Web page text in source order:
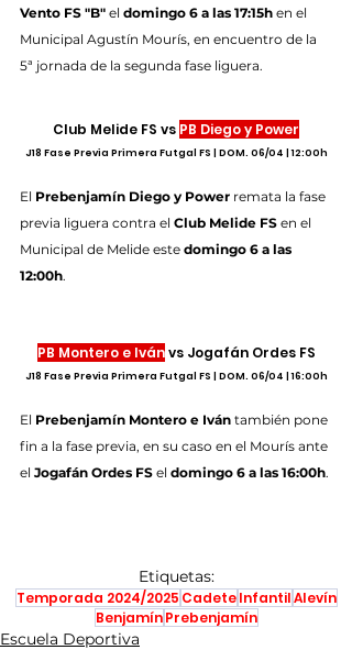
Vento FS "B" el domingo 6 a las 17:15h en el
Municipal Agustín Mourís, en encuentro de la
5ª jornada de la segunda fase liguera.
Club Melide FS vs PB Diego y Power
J18 Fase Previa Primera Futgal FS | DOM. 06/04 | 12:00h
El Prebenjamín Diego y Power remata la fase
previa liguera contra el Club Melide FS en el
Municipal de Melide este domingo 6 a las
12:00h.
PB Montero e Iván vs Jogafán Ordes FS
J18 Fase Previa Primera Futgal FS | DOM. 06/04 | 16:00h
El Prebenjamín Montero e Iván también pone
fin a la fase previa, en su caso en el Mourís ante
el Jogafán Ordes FS el domingo 6 a las 16:00h.
Etiquetas:
Temporada 2024/2025 Cadete InfantilAlevín
Benjamín Prebenjamín
Escuela Deportiva